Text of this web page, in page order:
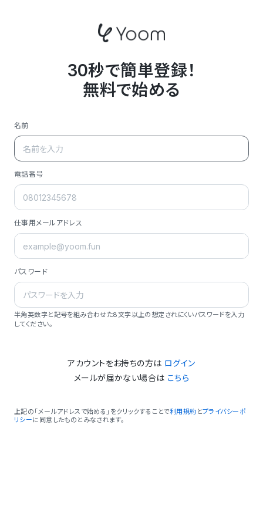
30秒で簡単登録！
無料で始める
名前
電話番号
仕事用メールアドレス
パスワード
半角英数字と記号を組み合わせた8文字以上の想定されにくいパスワードを入力
してください。
アカウントをお持ちの方は ログイン
メールが届かない場合は こちら
上記の「メールアドレスで始める」をクリックすることで利用規約 とプライバシーポ
リシーに同意したものとみなされます。